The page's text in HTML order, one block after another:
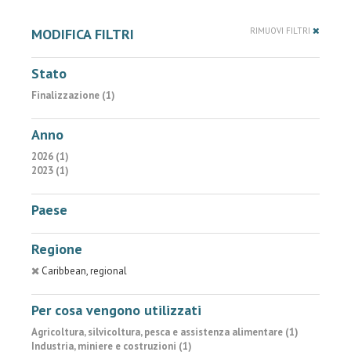
MODIFICA FILTRI RIMUOVI FILTRI
Stato
Finalizzazione (1)
Anno
2026 (1)
2023 (1)
Paese
Regione
Caribbean, regional
Per cosa vengono utilizzati
Agricoltura, silvicoltura, pesca e assistenza alimentare (1)
Industria, miniere e costruzioni (1)